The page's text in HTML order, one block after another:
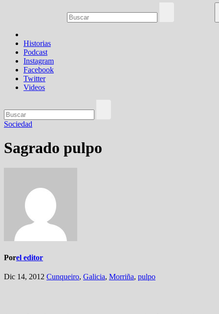
Historias
Podcast
Instagram
Facebook
Twitter
Videos
Sociedad
Sagrado pulpo
Porel editor
Dic 14, 2012 Cunqueiro, Galicia, Morriña, pulpo